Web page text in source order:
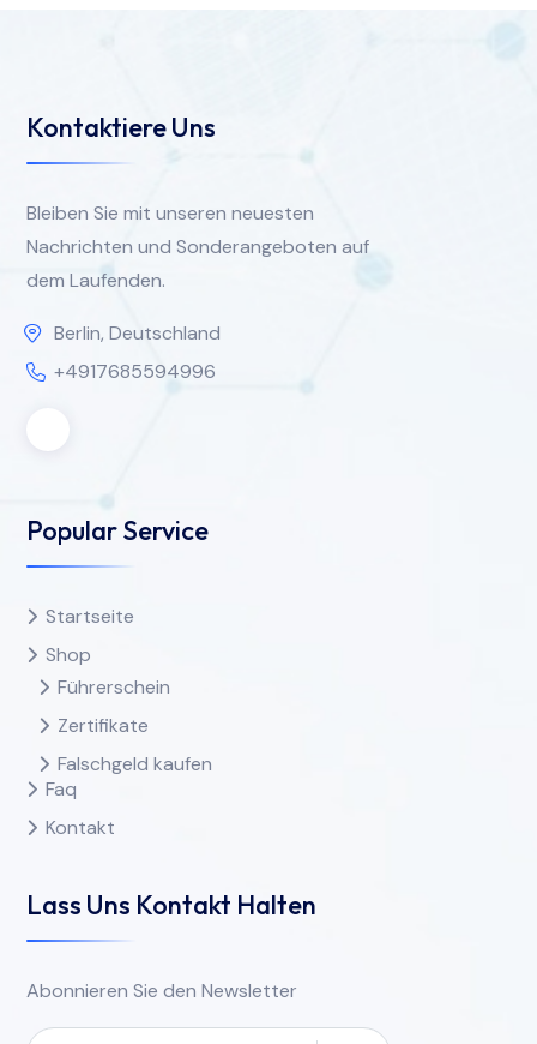
Kontaktiere Uns
Bleiben Sie mit unseren neuesten
Nachrichten und Sonderangeboten auf
dem Laufenden.
Berlin, Deutschland
+4917685594996
Popular Service
Startseite
Shop
Führerschein
Zertifikate
Falschgeld kaufen
Faq
Kontakt
Lass Uns Kontakt Halten
Abonnieren Sie den Newsletter